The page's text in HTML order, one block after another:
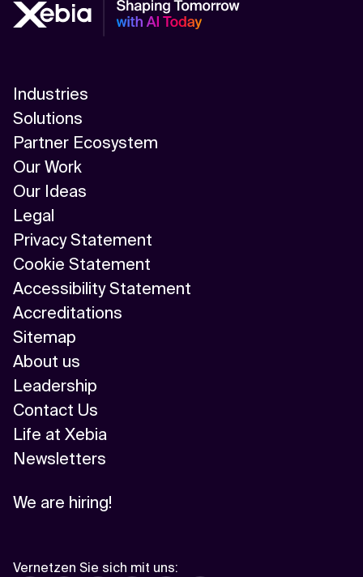
Industries
Solutions
Partner Ecosystem
Our Work
Our Ideas
Legal
Privacy Statement
Cookie Statement
Accessibility Statement
Accreditations
Sitemap
About us
Leadership
Contact Us
Life at Xebia
Newsletters
We are hiring!
Vernetzen Sie sich mit uns: